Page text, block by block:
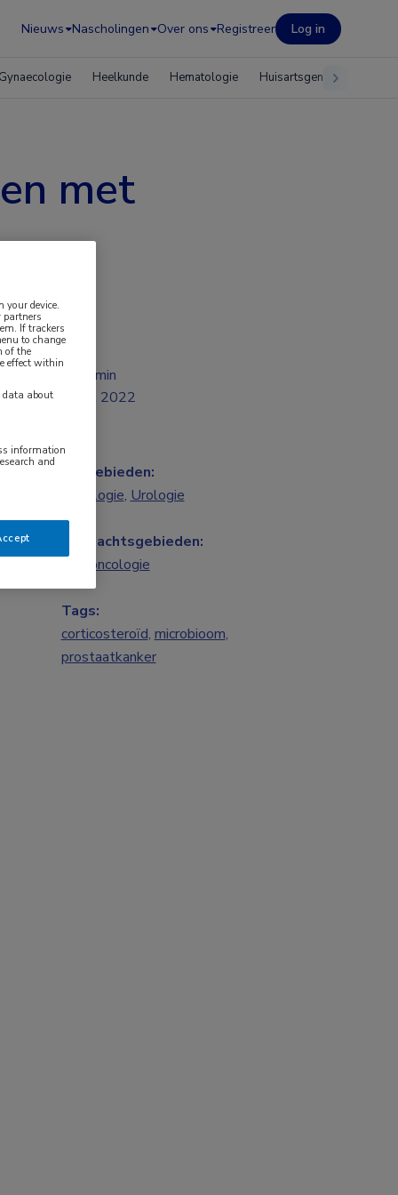
Nieuws Nascholingen Over ons Registreer Log in
Heelkunde Hematologie Huisartsgeneeskunde
met
2 min
jul 2022
Vakgebieden:
Oncologie, Urologie
Aandachtsgebieden:
Uro-oncologie
Tags:
corticosteroïd, microbioom,
prostaatkanker
device.
partners
If trackers
to change
of the
effect within
data about
information
and